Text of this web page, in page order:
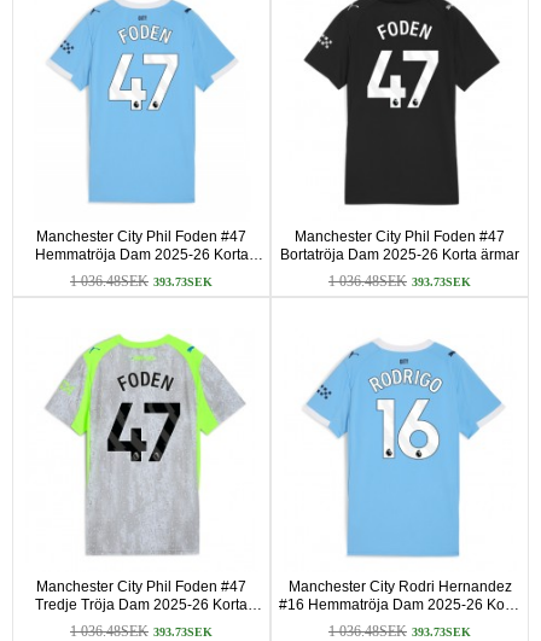
Manchester City Phil Foden #47
Hemmatröja Dam 2025-26 Korta
ärmar
1 036.48SEK 393.73SEK
Manchester City Phil Foden #47
Bortatröja Dam 2025-26 Korta ärmar
1 036.48SEK 393.73SEK
Manchester City Phil Foden #47
Tredje Tröja Dam 2025-26 Korta
ärmar
1 036.48SEK 393.73SEK
Manchester City Rodri Hernandez
#16 Hemmatröja Dam 2025-26 Korta
ärmar
1 036.48SEK 393.73SEK